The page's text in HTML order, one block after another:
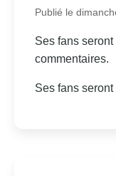
Publié le
Ses fans
commentaires.
Ses fans seront